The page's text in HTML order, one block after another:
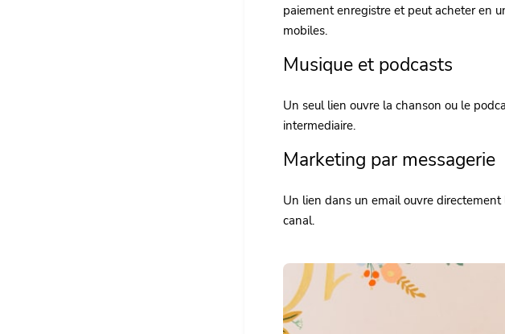
paiement enregistre et peut acheter en
mobiles.
Musique et podcasts
Un seul lien ouvre la chanson ou le
intermediaire.
Marketing par messagerie
Un lien dans un email ouvre
canal.